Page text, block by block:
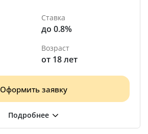
Ставка
до 0.8%
Возраст
от 18 лет
Оформить заявку